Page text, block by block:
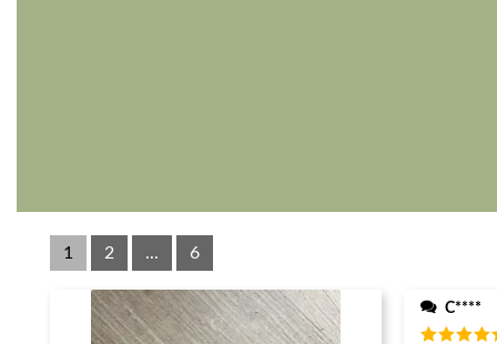
1 2 ... 6
C****